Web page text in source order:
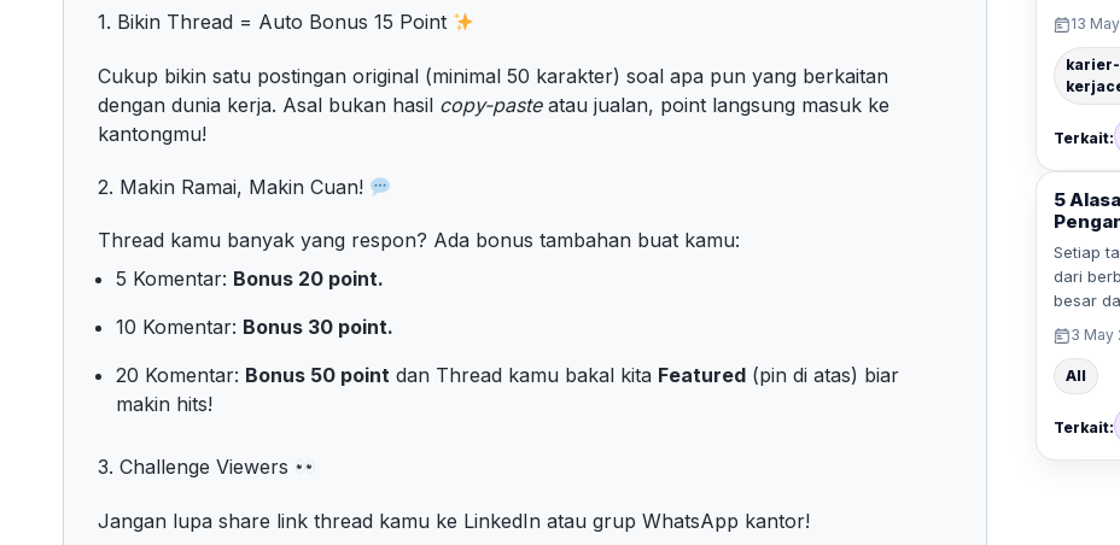
1. Bikin Thread = Auto Bonus 15 Point
Cukup bikin satu postingan original (minimal 50 karakter) soal apa pun yang berkaitan
dengan dunia kerja. Asal bukan hasil copy-pasteatau jualan, point langsung masuk ke
kantongmu!
2. Makin Ramai, Makin Cuan!
Thread kamu banyak yang respon? Ada bonus tambahan buat kamu:
5 Komentar: Bonus 20 point.
10 Komentar: Bonus 30 point.
20 Komentar: Bonus 50 point dan Thread kamu bakal kita Featured (pin di atas) biar
makin hits!
3. Challenge Viewers
Jangan lupa share link thread kamu ke LinkedIn atau grup WhatsApp kantor!
13
Terkait:
5
Setiap
dari
besar
3 May
All
Terkait: